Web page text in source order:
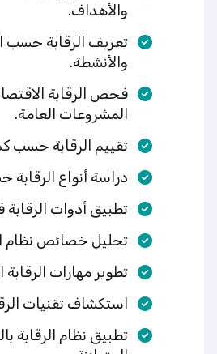
والأهداف.
تعريف الرقابة
والأنشطة.
فحص الرقابة
المشروعات العامة.
تقييم الرقابة حسب
دراسة أنواع
تطبيق أدوات
تحليل خصائص نظام
تطوير مهارات الرقابة
استكشاف تقنيات
تطبيق نظام الرقابة